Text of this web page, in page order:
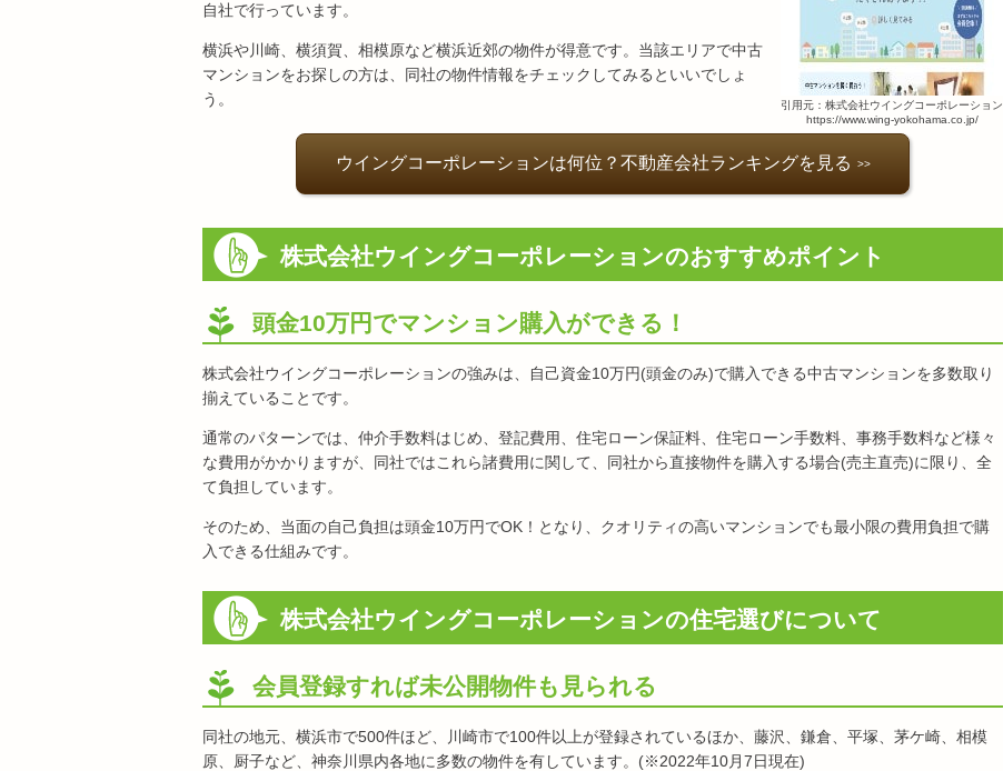
引用元：株式会社ウイングコーポレーション
https://www.wing-yokohama.co.jp/
自社で行っています。
横浜や川崎、横須賀、相模原など横浜近郊の物件が得意です。当該エリアで中古
マンションをお探しの方は、同社の物件情報をチェックしてみるといいでしょ
う。
ウイングコーポレーションは何位？不動産会社ランキングを見る
株式会社ウイングコーポレーションのおすすめポイント
頭金10万円でマンション購入ができる！
株式会社ウイングコーポレーションの強みは、自己資金10万円(頭金のみ)で購入できる中古マンションを多数取り
揃えていることです。
通常のパターンでは、仲介手数料はじめ、登記費用、住宅ローン保証料、住宅ローン手数料、事務手数料など様々
な費用がかかりますが、同社ではこれら諸費用に関して、同社から直接物件を購入する場合(売主直売)に限り、全
て負担しています。
そのため、当面の自己負担は頭金10万円でOK！となり、クオリティの高いマンションでも最小限の費用負担で購
入できる仕組みです。
株式会社ウイングコーポレーションの住宅選びについて
会員登録すれば未公開物件も見られる
同社の地元、横浜市で500件ほど、川崎市で100件以上が登録されているほか、藤沢、鎌倉、平塚、茅ケ崎、相模
原、厨子など、神奈川県内各地に多数の物件を有しています。(※2022年10月7日現在)